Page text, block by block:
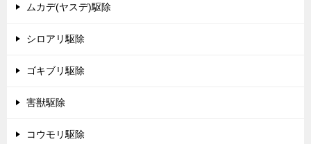
ムカデ(ヤスデ)駆除
シロアリ駆除
ゴキブリ駆除
害獣駆除
コウモリ駆除